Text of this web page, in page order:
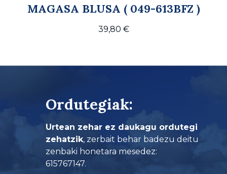
MAGASA BLUSA ( 049-613BFZ )
39,80 €
Ordutegiak:
Urtean zehar ez daukagu ordutegi
zehatzik, zerbait behar badezu deitu
zenbaki honetara mesedez:
615767147.